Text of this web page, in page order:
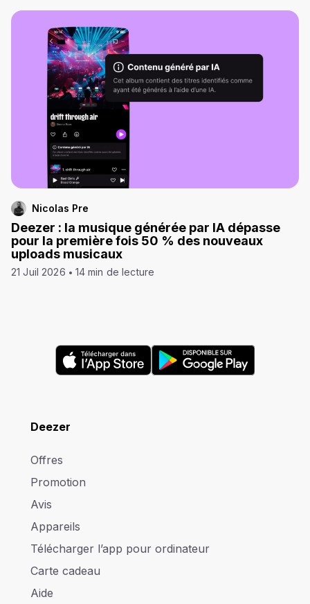
Nicolas Pre
Deezer : la musique générée par IA dépasse
pour la première fois 50 % des nouveaux
uploads musicaux
21 Juil 2026 14 min de lecture
Deezer
Offres
Promotion
Avis
Appareils
Télécharger l’app pour ordinateur
Carte cadeau
Aide